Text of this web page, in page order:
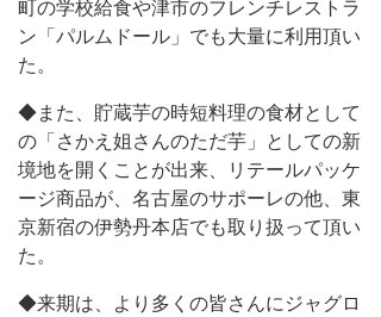
町の学校給食や津市のフレンチレストラ
ン「パルムドール」でも大量に利用頂い
た。
◆また、貯蔵芋の時短料理の食材として
の「さかえ姐さんのただ芋」としての新
境地を開くことが出来、リテールパッケ
ージ商品が、名古屋のサポーレの他、東
京新宿の伊勢丹本店でも取り扱って頂い
た。
◆来期は、より多くの皆さんにジャグロ